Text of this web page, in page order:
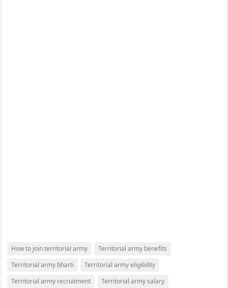
How to join territorial army
Territorial army benefits
Territorial army bharti
Territorial army eligibility
Territorial army recruitment
Territorial army salary